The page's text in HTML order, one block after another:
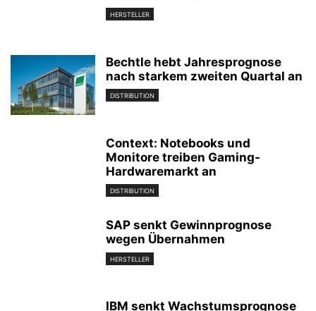
HERSTELLER
Bechtle hebt Jahresprognose
nach starkem zweiten Quartal an
DISTRIBUTION
Context: Notebooks und
Monitore treiben Gaming-
Hardwaremarkt an
DISTRIBUTION
SAP senkt Gewinnprognose
wegen Übernahmen
HERSTELLER
IBM senkt Wachstumsprognose